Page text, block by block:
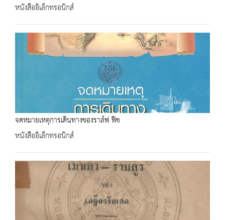
หนังสืออิเล็กทรอนิกส์
จดหมายเหตุการเดินทางของราล์ฟ ฟิช
หนังสืออิเล็กทรอนิกส์